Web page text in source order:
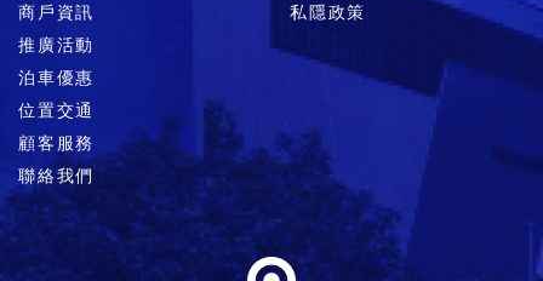
商戶資訊
推廣活動
泊車優惠
位置交通
顧客服務
聯絡我們
私隱政策